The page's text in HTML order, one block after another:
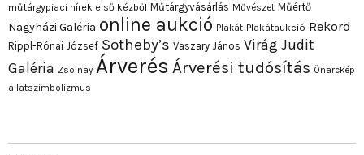
műtárgypiaci hírek első kézből Műtárgyvásárlás Művészet Műértő
Nagyházi Galéria online aukció Plakát Plakátaukció Rekord
Rippl-Rónai József Sotheby’s Vaszary János Virág Judit
Galéria Zsolnay Árverés Árverési tudósítás Önarckép
állatszimbolizmus